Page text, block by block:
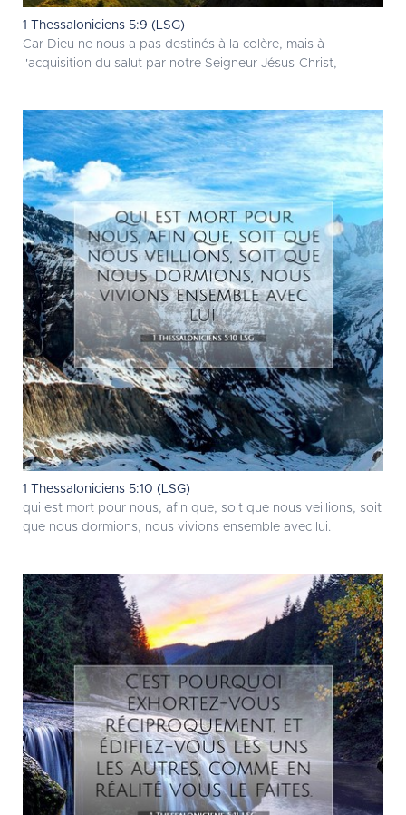
1 Thessaloniciens 5:9 (LSG)
Car Dieu ne nous a pas destinés à la colère, mais à
l'acquisition du salut par notre Seigneur Jésus-Christ,
1 Thessaloniciens 5:10 (LSG)
qui est mort pour nous, afin que, soit que nous veillions, soit
que nous dormions, nous vivions ensemble avec lui.